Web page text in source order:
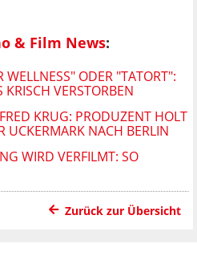
& Film News:
WELLNESS" ODER "TATORT":
VERSTORBEN
KRUG: PRODUZENT HOLT
UCKERMARK NACH BERLIN
WIRD VERFILMT: SO
Zurück zur Übersicht